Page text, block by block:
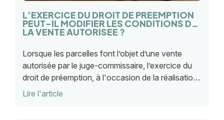
L’EXERCICE DU DROIT DE PREEMPTION
PEUT-IL MODIFIER LES CONDITIONS DE
LA VENTE AUTORISEE ?
Lorsque les parcelles font l’objet d’une vente
autorisée par le juge-commissaire, l’exercice du
droit de préemption, à l'occasion de la réalisation
des actes par le notaire instrumentaire, est soumis
Lire l'article